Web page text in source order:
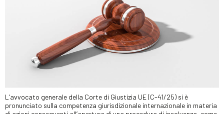
L’avvocato generale della Corte di Giustizia UE (C-41/25) si è
pronunciato sulla competenza giurisdizionale internazionale in materia